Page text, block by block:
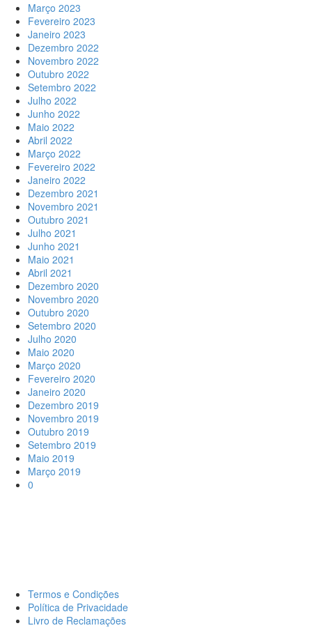
Março 2023
Fevereiro 2023
Janeiro 2023
Dezembro 2022
Novembro 2022
Outubro 2022
Setembro 2022
Julho 2022
Junho 2022
Maio 2022
Abril 2022
Março 2022
Fevereiro 2022
Janeiro 2022
Dezembro 2021
Novembro 2021
Outubro 2021
Julho 2021
Junho 2021
Maio 2021
Abril 2021
Dezembro 2020
Novembro 2020
Outubro 2020
Setembro 2020
Julho 2020
Maio 2020
Março 2020
Fevereiro 2020
Janeiro 2020
Dezembro 2019
Novembro 2019
Outubro 2019
Setembro 2019
Maio 2019
Março 2019
0
Termos e Condições
Política de Privacidade
Livro de Reclamações